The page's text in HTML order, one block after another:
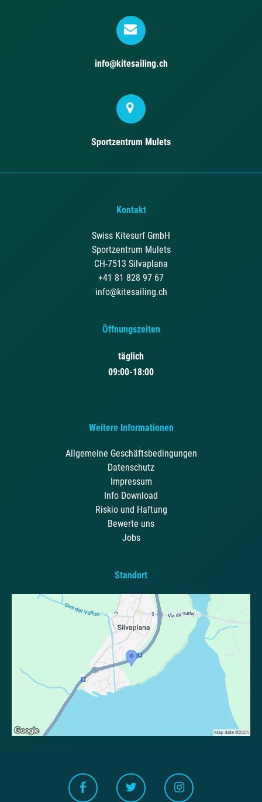
info@kitesailing.ch
Sportzentrum Mulets
Kontakt
Swiss Kitesurf GmbH
Sportzentrum Mulets
CH-7513 Silvaplana
+41 81 828 97 67
info@kitesailing.ch
Öffnungszeiten
täglich
09:00-18:00
Weitere Informationen
Allgemeine Geschäftsbedingungen
Datenschutz
Impressum
Info Download
Riskio und Haftung
Bewerte uns
Jobs
Standort